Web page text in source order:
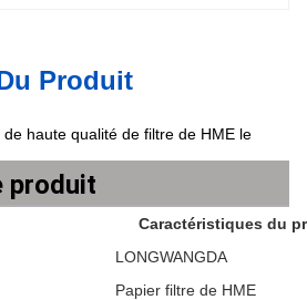
Produit
haute qualité de filtre de HME le
produit
Caractéristiques du
LONGWANGDA
Papier filtre de HME